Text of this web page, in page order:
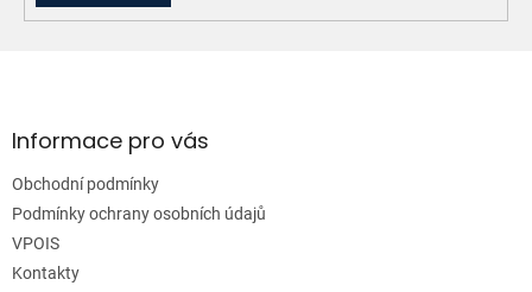
aInformace pro vás
Obchodní podmínky
Podmínky ochrany osobních údajů
VPOIS
Kontakty